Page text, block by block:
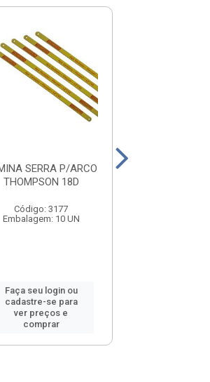
SERRA P/ARCO
THOMPSON 18D
Código: 3177
Embalagem: 10 UN
Faça seu login ou
cadastre-se para
ver preços e
comprar